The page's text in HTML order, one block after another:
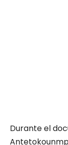
Durante el